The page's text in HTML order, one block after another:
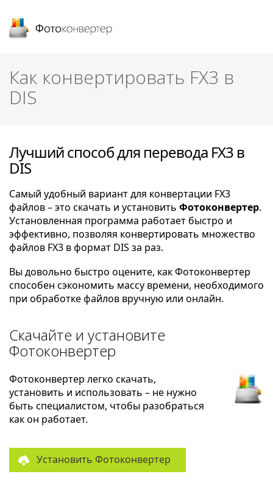
Как конвертировать FX3 в
DIS
Лучший способ для перевода FX3 в
DIS
Самый удобный вариант для конвертации FX3
файлов – это скачать и установить Фотоконвертер.
Установленная программа работает быстро и
эффективно, позволяя конвертировать множество
файлов FX3 в формат DIS за раз.
Вы довольно быстро оцените, как Фотоконвертер
способен сэкономить массу времени, необходимого
при обработке файлов вручную или онлайн.
Скачайте и установите
Фотоконвертер
Фотоконвертер легко скачать,
установить и использовать – не нужно
быть специалистом, чтобы разобраться
как он работает.
Установить Фотоконвертер